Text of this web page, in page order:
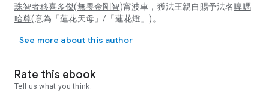
願善妙增長
珠智者移喜多傑(無畏金剛智)甯波車， 獲法王親自賜予法名啤嗎
哈尊(意為「蓮花天母」/「蓮花燈」)。
藏密甯瑪派(紅教) 依怙主夏札(戚操)生紀多傑
像一尊、(2)依怙主夏札(戚操)生紀多傑
尊，分別作為「佛身、佛語、佛意」之「
See more about this author
Rate this ebook
Tell us what you think.